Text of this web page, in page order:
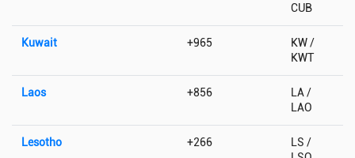
CUB
Kuwait +965
KW /
KWT
Laos +856
LA /
LAO
Lesotho +266
LS /